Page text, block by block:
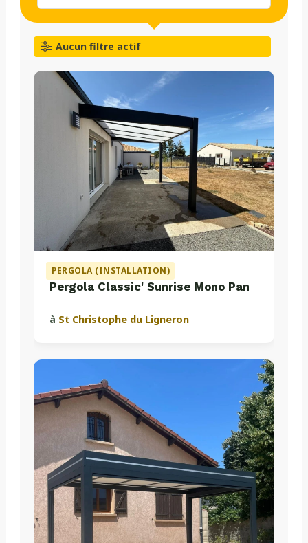
Aucun filtre actif
PERGOLA (INSTALLATION)
Pergola Classic' Sunrise Mono Pan
à St Christophe du Ligneron